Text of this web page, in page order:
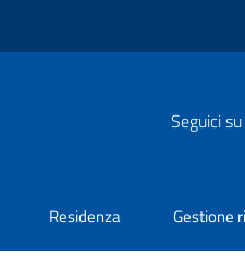
Seguici su
Residenza Gestione